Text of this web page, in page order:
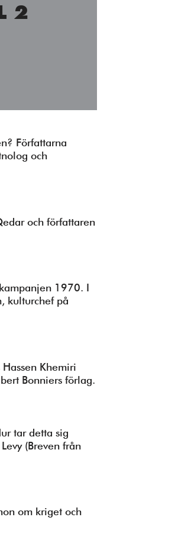
2
Författarna
och
och författaren
1970. I
kulturchef på
Khemiri
Bonniers förlag.
tar detta sig
(Breven från
om kriget och